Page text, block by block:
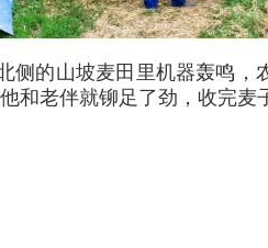
的山坡麦田里机器轰鸣
老伴就铆足了劲，收完麦